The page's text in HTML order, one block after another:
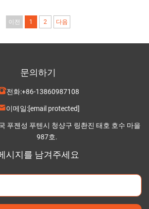
이전 1 2 다음
문의하기
전화:+86-13860987108
이메일:[email protected]
푸젠성 푸텐시 청샹구 링촨진 태호 호수 마을
987호.
시지를 남겨주세요